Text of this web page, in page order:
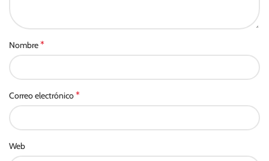
Nombre*
Correo electrónico*
Web